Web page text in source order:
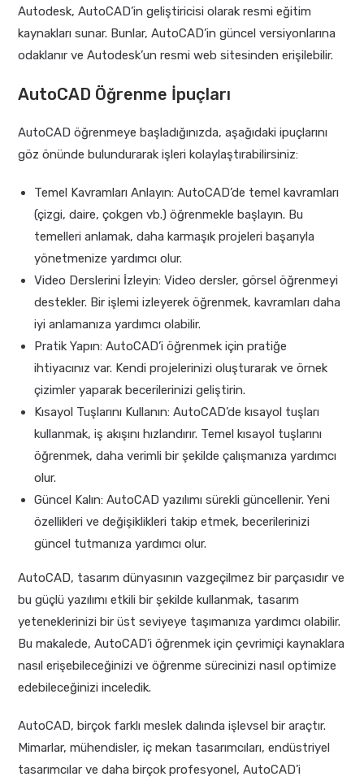
Autodesk, AutoCAD’in geliştiricisi olarak resmi eğitim
kaynakları sunar. Bunlar, AutoCAD’in güncel versiyonlarına
odaklanır ve Autodesk’un resmi web sitesinden erişilebilir.
AutoCAD Öğrenme İpuçları
AutoCAD öğrenmeye başladığınızda, aşağıdaki ipuçlarını
göz önünde bulundurarak işleri kolaylaştırabilirsiniz:
Temel Kavramları Anlayın: AutoCAD’de temel kavramları
(çizgi, daire, çokgen vb.) öğrenmekle başlayın. Bu
temelleri anlamak, daha karmaşık projeleri başarıyla
yönetmenize yardımcı olur.
Video Derslerini İzleyin: Video dersler, görsel öğrenmeyi
destekler. Bir işlemi izleyerek öğrenmek, kavramları daha
iyi anlamanıza yardımcı olabilir.
Pratik Yapın: AutoCAD’i öğrenmek için pratiğe
ihtiyacınız var. Kendi projelerinizi oluşturarak ve örnek
çizimler yaparak becerilerinizi geliştirin.
Kısayol Tuşlarını Kullanın: AutoCAD’de kısayol tuşları
kullanmak, iş akışını hızlandırır. Temel kısayol tuşlarını
öğrenmek, daha verimli bir şekilde çalışmanıza yardımcı
olur.
Güncel Kalın: AutoCAD yazılımı sürekli güncellenir. Yeni
özellikleri ve değişiklikleri takip etmek, becerilerinizi
güncel tutmanıza yardımcı olur.
AutoCAD, tasarım dünyasının vazgeçilmez bir parçasıdır ve
bu güçlü yazılımı etkili bir şekilde kullanmak, tasarım
yeteneklerinizi bir üst seviyeye taşımanıza yardımcı olabilir.
Bu makalede, AutoCAD’i öğrenmek için çevrimiçi kaynaklara
nasıl erişebileceğinizi ve öğrenme sürecinizi nasıl optimize
edebileceğinizi inceledik.
AutoCAD, birçok farklı meslek dalında işlevsel bir araçtır.
Mimarlar, mühendisler, iç mekan tasarımcıları, endüstriyel
tasarımcılar ve daha birçok profesyonel, AutoCAD’i